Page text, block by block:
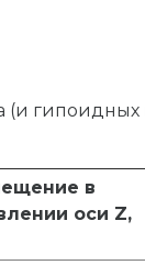
(и гипоидных
в
оси Z,